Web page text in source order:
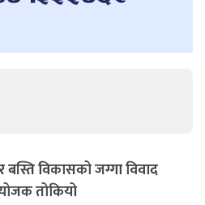
बस्ति विकासको जग्गा विवाद
तोकियो